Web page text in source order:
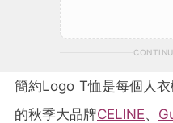
簡約Logo T恤是每個人
的秋季大品牌CELINE、